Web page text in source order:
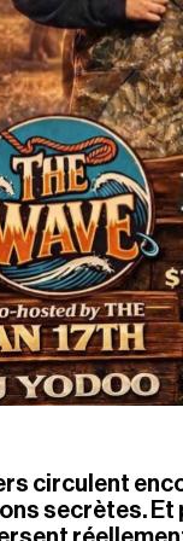
circulent
secrètes. Et